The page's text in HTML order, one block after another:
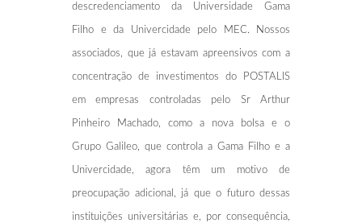
descredenciamento da Universidade Gama
Filho e da Univercidade pelo MEC. Nossos
associados, que já estavam apreensivos com a
concentração de investimentos do POSTALIS
em empresas controladas pelo Sr Arthur
Pinheiro Machado, como a nova bolsa e o
Grupo Galileo, que controla a Gama Filho e a
Univercidade, agora têm um motivo de
preocupação adicional, já que o futuro dessas
instituições universitárias e, por consequência,